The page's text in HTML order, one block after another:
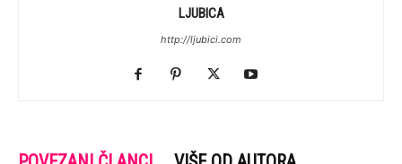
LJUBICA
http://ljubici.com